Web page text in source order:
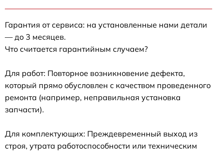
Гарантия от сервиса: на установленные нами детали
— до 3 месяцев.
Что считается гарантийным случаем?
Для работ: Повторное возникновение дефекта,
который прямо обусловлен с качеством проведенного
ремонта (например, неправильная установка
запчасти).
Для комплектующих: Преждевременный выход из
строя, утрата работоспособности или техническим